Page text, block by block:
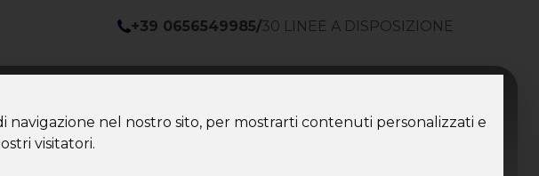
navigazione nel nostro sito, per mostrarti contenuti personalizzati e
visitatori.
+39 0656549985/30 LINEE A DISPOSIZIONE